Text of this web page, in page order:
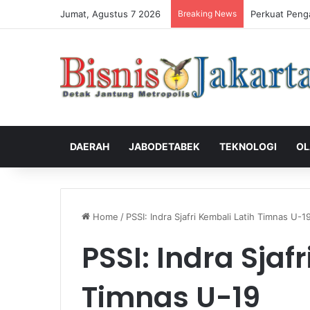
Jumat, Agustus 7 2026 Breaking News Perkuat
DAERAH JABODETABEK TEKNOLOGI
Home / PSSI: Indra Sjafri Kembali Latih Timnas U-
PSSI: Indra
Timnas U-19